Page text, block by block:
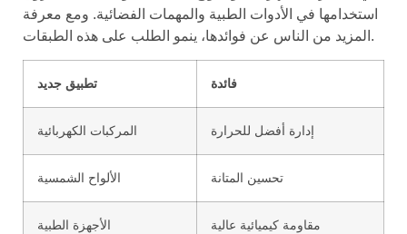
استخدامها في الأدوات الطبية والمهمات الفضائية. ومع معرفة
المزيد من الناس عن فوائدها، ينمو الطلب على هذه الطبقات.
تطبيق جديد فائدة
المركبات الكهربائية إدارة أفضل للحرارة
الألواح الشمسية تحسين المتانة
الأجهزة الطبية مقاومة كيميائية عالية